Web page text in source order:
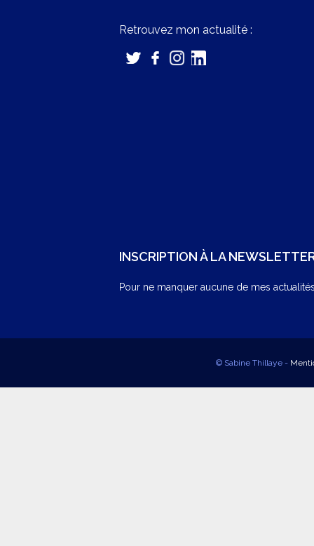
Retrouvez mon actualité :
INSCRIPTION À LA
Pour ne manquer aucune de mes
© Sabine Thillaye -